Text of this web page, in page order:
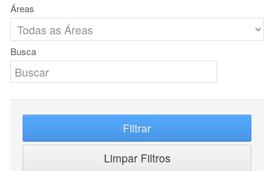
Áreas
Busca
Filtrar
Limpar Filtros